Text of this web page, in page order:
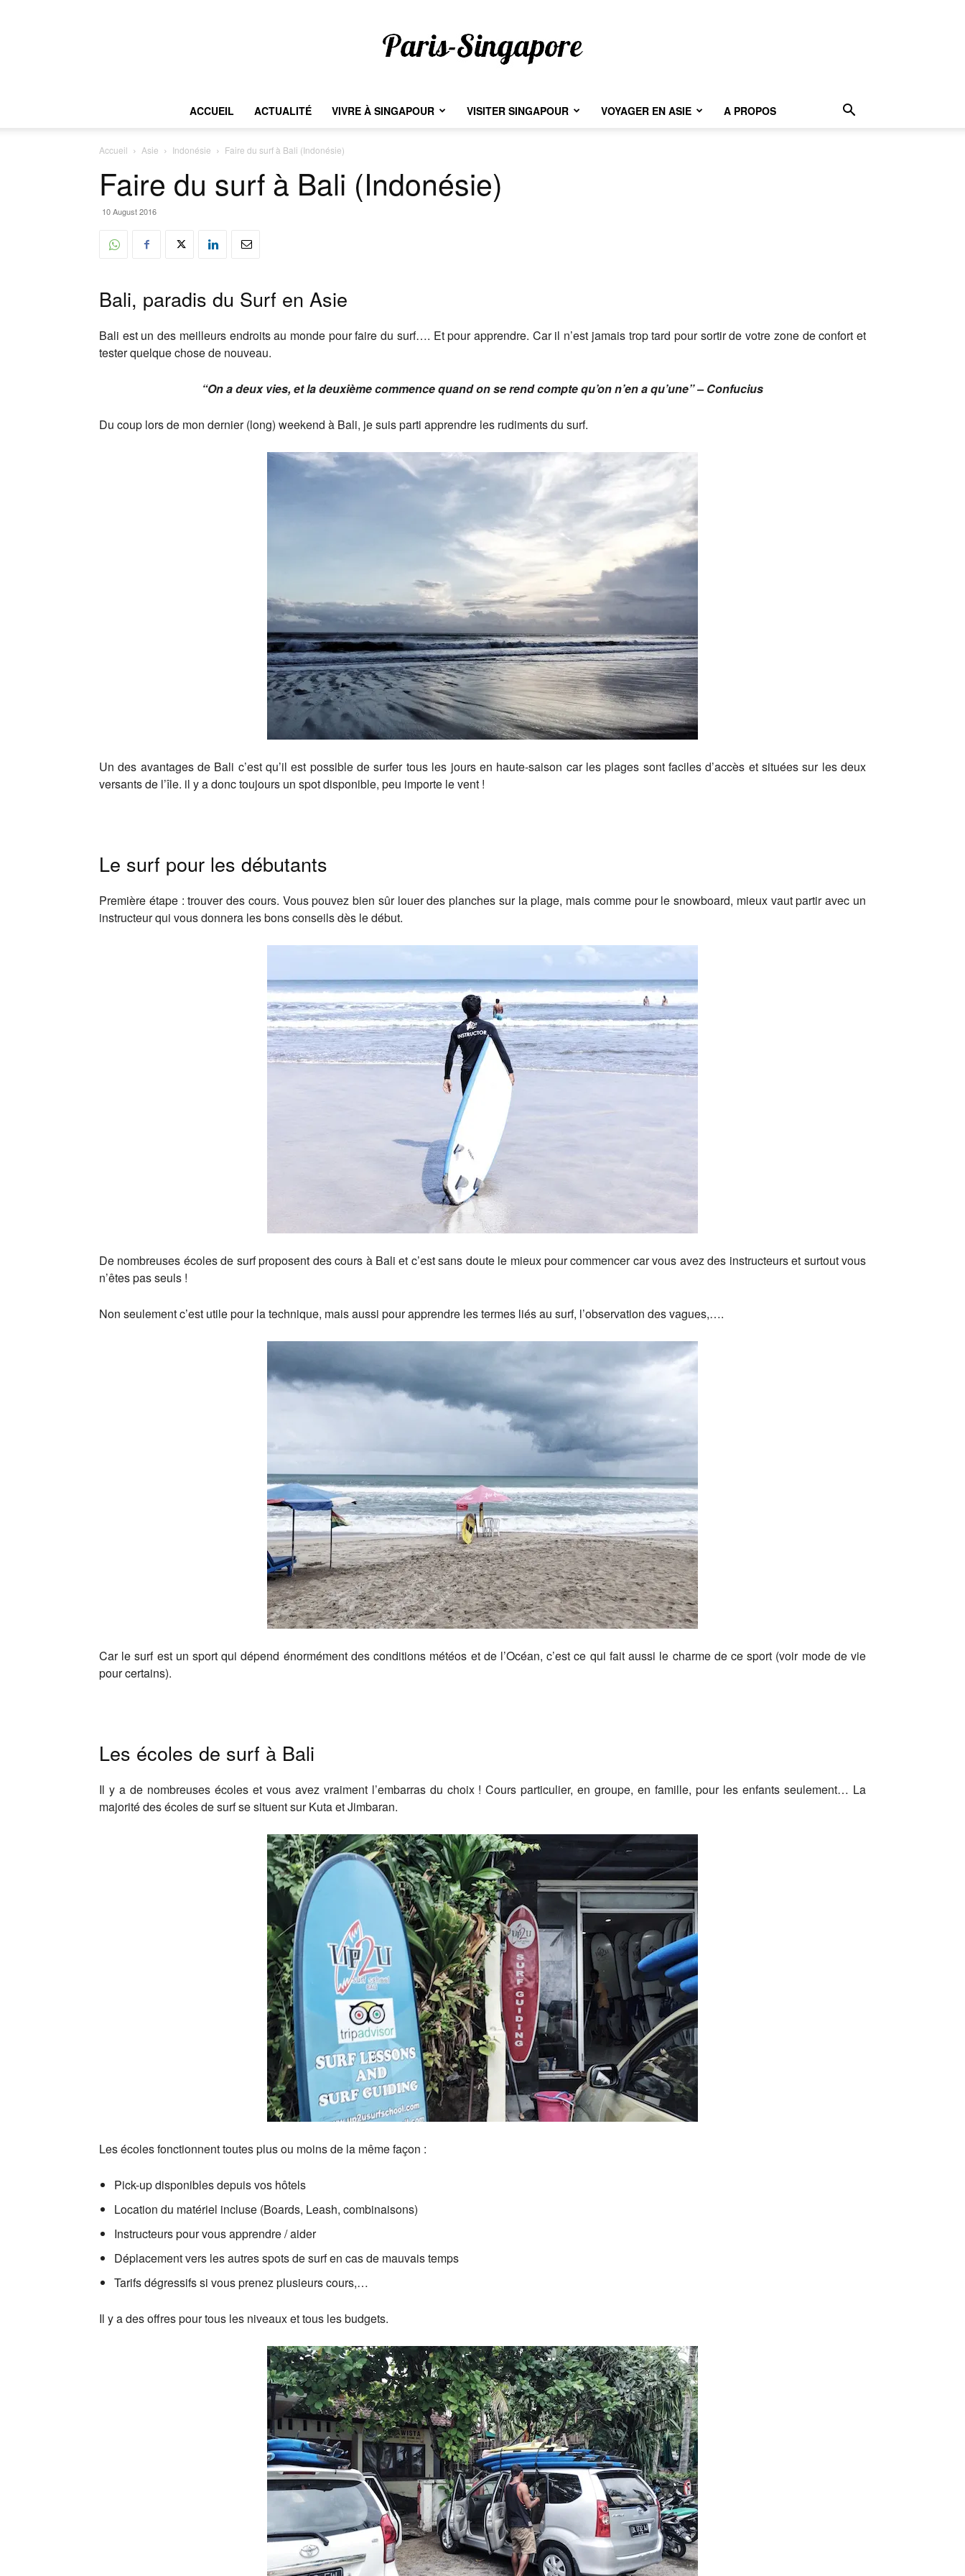
Paris-
ACCUEIL ACTUALITÉ VIVRE À SINGAPOUR VISITER SINGAPOUR VOYAGER EN ASIE A PROPOS
Accueil Asie Indonésie Faire du surf à Bali (Indonésie)
Faire du surf à Bali (Indonésie)
10 August 2016
Bali, paradis du Surf en Asie
Bali est un des meilleurs endroits au monde pour faire du surf…. Et pour apprendre. Car il n’est jamais trop tard pour sortir de votre zone de confort et
tester quelque chose de nouveau.
“On a deux vies, et la deuxième commence quand on se rend compte qu’on n’en a qu’une” – Confucius
Du coup lors de mon dernier (long) weekend à Bali, je suis parti apprendre les rudiments du surf.
Un des avantages de Bali c’est qu’il est possible de surfer tous les jours en haute-saison car les plages sont faciles d’accès et situées sur les deux
versants de l’île. il y a donc toujours un spot disponible, peu importe le vent !
Le surf pour les débutants
Première étape : trouver des cours. Vous pouvez bien sûr louer des planches sur la plage, mais comme pour le snowboard, mieux vaut partir avec un
instructeur qui vous donnera les bons conseils dès le début.
De nombreuses écoles de surf proposent des cours à Bali et c’est sans doute le mieux pour commencer car vous avez des instructeurs et surtout vous
n’êtes pas seuls !
Non seulement c’est utile pour la technique, mais aussi pour apprendre les termes liés au surf, l’observation des vagues,….
Car le surf est un sport qui dépend énormément des conditions météos et de l’Océan, c’est ce qui fait aussi le charme de ce sport (voir mode de vie
pour certains).
Les écoles de surf à Bali
Il y a de nombreuses écoles et vous avez vraiment l’embarras du choix ! Cours particulier, en groupe, en famille, pour les enfants seulement… La
majorité des écoles de surf se situent sur Kuta et Jimbaran.
Les écoles fonctionnent toutes plus ou moins de la même façon :
Pick-up disponibles depuis vos hôtels
Location du matériel incluse (Boards, Leash, combinaisons)
Instructeurs pour vous apprendre / aider
Déplacement vers les autres spots de surf en cas de mauvais temps
Tarifs dégressifs si vous prenez plusieurs cours,…
Il y a des offres pour tous les niveaux et tous les budgets.